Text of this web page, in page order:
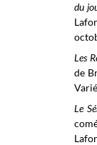
du
Les
de
Le